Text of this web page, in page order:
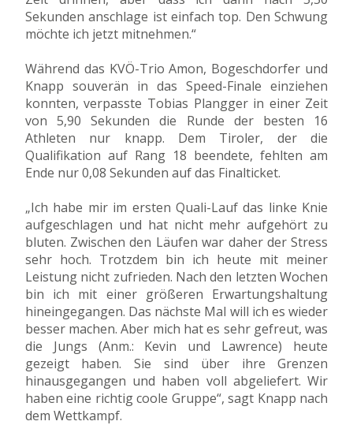
Sekunden anschlage ist einfach top. Den Schwung
möchte ich jetzt mitnehmen.“
Während das KVÖ-Trio Amon, Bogeschdorfer und
Knapp souverän in das Speed-Finale einziehen
konnten, verpasste Tobias Plangger in einer Zeit
von 5,90 Sekunden die Runde der besten 16
Athleten nur knapp. Dem Tiroler, der die
Qualifikation auf Rang 18 beendete, fehlten am
Ende nur 0,08 Sekunden auf das Finalticket.
„Ich habe mir im ersten Quali-Lauf das linke Knie
aufgeschlagen und hat nicht mehr aufgehört zu
bluten. Zwischen den Läufen war daher der Stress
sehr hoch. Trotzdem bin ich heute mit meiner
Leistung nicht zufrieden. Nach den letzten Wochen
bin ich mit einer größeren Erwartungshaltung
hineingegangen. Das nächste Mal will ich es wieder
besser machen. Aber mich hat es sehr gefreut, was
die Jungs (Anm.: Kevin und Lawrence) heute
gezeigt haben. Sie sind über ihre Grenzen
hinausgegangen und haben voll abgeliefert. Wir
haben eine richtig coole Gruppe“, sagt Knapp nach
dem Wettkampf.